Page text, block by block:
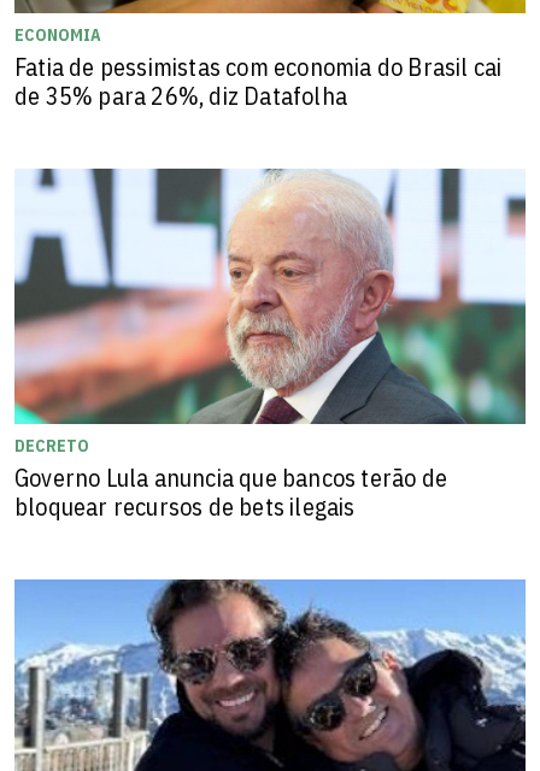
ECONOMIA
Fatia de pessimistas com economia do Brasil cai
de 35% para 26%, diz Datafolha
DECRETO
Governo Lula anuncia que bancos terão de
bloquear recursos de bets ilegais